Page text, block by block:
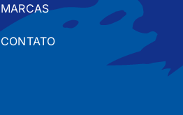
MARCAS
CONTATO